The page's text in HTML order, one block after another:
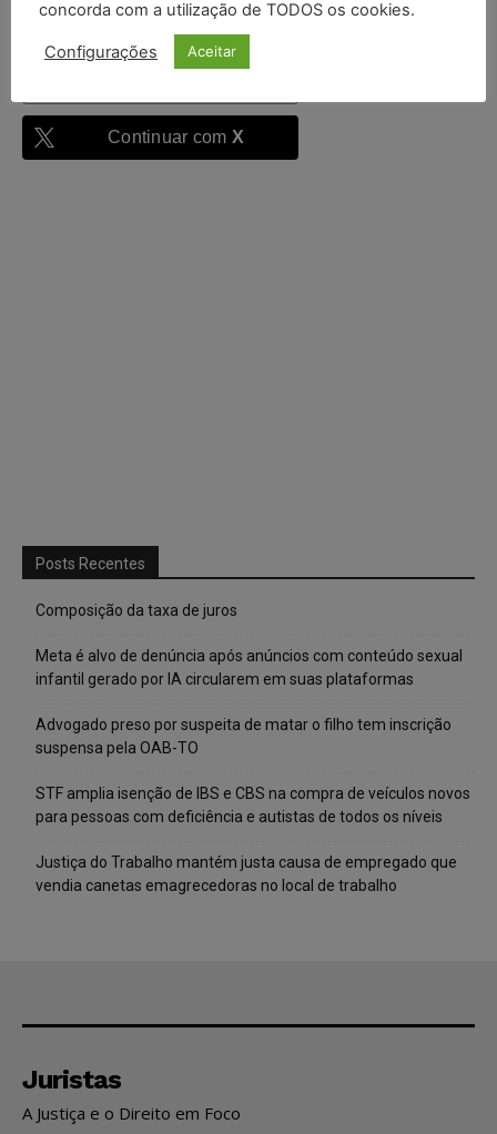
Continuar com X
Posts Recentes
Composição da taxa de juros
Meta é alvo de denúncia após anúncios com conteúdo sexual
infantil gerado por IA circularem em suas plataformas
Advogado preso por suspeita de matar o filho tem inscrição
suspensa pela OAB-TO
STF amplia isenção de IBS e CBS na compra de veículos novos
para pessoas com deficiência e autistas de todos os níveis
Justiça do Trabalho mantém justa causa de empregado que
vendia canetas emagrecedoras no local de trabalho
Juristas
A Justiça e o Direito em Foco
concorda com a utilização de TODOS os cookies.
Configurações Aceitar